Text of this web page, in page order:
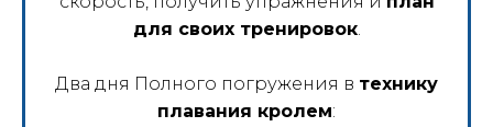
для своих тренировок.
Два дня Полного погружения в технику
плавания кролем: